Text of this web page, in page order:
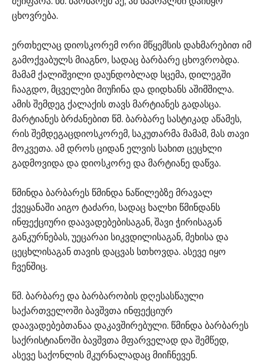
ცხოვრება.
ერთხელაც დიოსკორემ ორი მწყემსის დახმარებით იმ
გამოქვაბულს მიაგნო, სადაც ბარბარე ცხოვრობდა.
მამამ ქალიშვილი დაუნდობლად სცემა, დილეგში
ჩააგდო, მცველები მიუჩინა და დიდხანს აშიმშილა.
ამის შემდეგ ქალაქის თავს მარტიანეს გადასცა.
მარტიანეს ბრძანებით წმ. ბარბარე სასტიკად აწამეს,
რის შემდეგაცდიოსკორემ, საკუთარმა მამამ, მას თავი
მოკვეთა. ამ დროს ციდან ელვის სახით ცეცხლი
გადმოვიდა და დიოსკორე და მარტიანე დაწვა.
წმინდა ბარბარეს წმინდა ნაწილებზე მრავალ
ქვეყანაში აიგო ტაძარი, სადაც ხალხი წმინდანს
ინფექციური დაავადებებისაგან, შავი ჭირისაგან
განკურნებას, უეცარაი სიკვდილისაგან, მეხისა და
ცეცხლისაგან თავის დაცვას სთხოვდა. ასევე იყო
ჩვენშიც.
წმ. ბარბარე და ბარბარობის დღესასწაული
საქართველოში ბავშვთა ინფექციურ
დაავადებებთანაა დაკავშირებული. წმინდა ბარბარეს
საქრისტიანოში ბავშვთა მფარველად და შემწედ,
ასევე საქონლის მკურნალადაც მიიჩნევენ.